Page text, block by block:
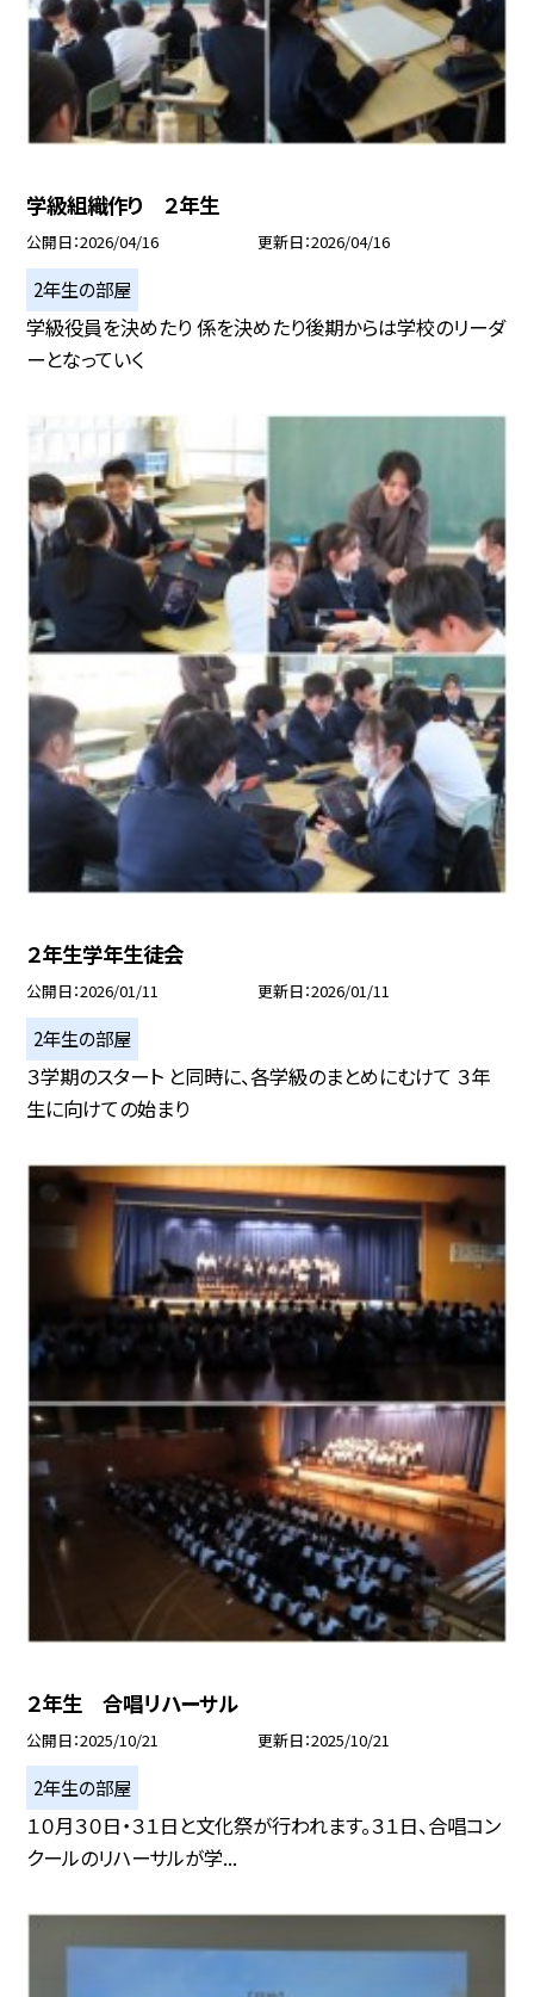
学級組織作り ２年生
公開日 2026/04/16 更新日 2026/04/16
2年生の部屋
学級役員を決めたり 係を決めたり後期からは学校のリーダ
ーとなっていく
２年生学年生徒会
公開日 2026/01/11 更新日 2026/01/11
2年生の部屋
３学期のスタート と同時に、各学級のまとめにむけて ３年
生に向けての始まり
２年生 合唱リハーサル
公開日 2025/10/21 更新日 2025/10/21
2年生の部屋
１０月３０日・３１日と文化祭が行われます。３１日、合唱コン
クールのリハーサルが学...